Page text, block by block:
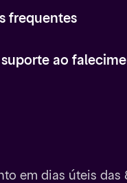
frequentes
suporte ao
em dias úteis das